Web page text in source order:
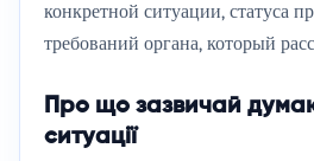
конкретной ситуации, статуса
требований органа, который
Про що зазвичай
ситуації